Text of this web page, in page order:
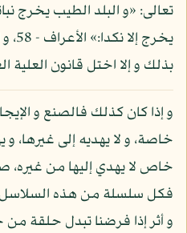
تعالى: «و البلد الطيب يخرج
بذلك و إلا اختل قانون العلية
و إذا كان كذلك فالصنع و
خاصة، و لا يهديه إلى
خاص لا يهدي إليها من غيره،
فكل سلسلة من هذه السلاسل
و أثر إذا فرضنا تبدل حلقة